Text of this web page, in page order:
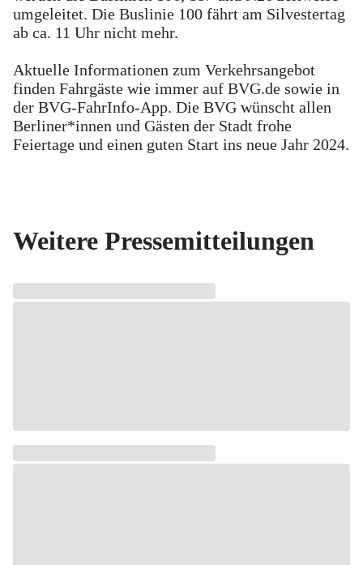
umgeleitet. Die Buslinie 100 fährt am Silvestertag
ab ca. 11 Uhr nicht mehr.
Aktuelle Informationen zum Verkehrsangebot
finden Fahrgäste wie immer auf BVG.de sowie in
der BVG-FahrInfo-App. Die BVG wünscht allen
Berliner*innen und Gästen der Stadt frohe
Feiertage und einen guten Start ins neue Jahr 2024.
Weitere Pressemitteilungen